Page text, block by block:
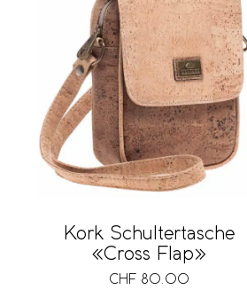
Kork Schultertasche
«Cross Flap»
CHF 80.00